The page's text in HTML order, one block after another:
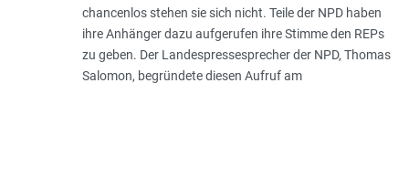
chancenlos stehen sie sich nicht. Teile der NPD haben
ihre Anhänger dazu aufgerufen ihre Stimme den REPs
zu geben. Der Landespressesprecher der NPD, Thomas
Salomon, begründete diesen Aufruf am